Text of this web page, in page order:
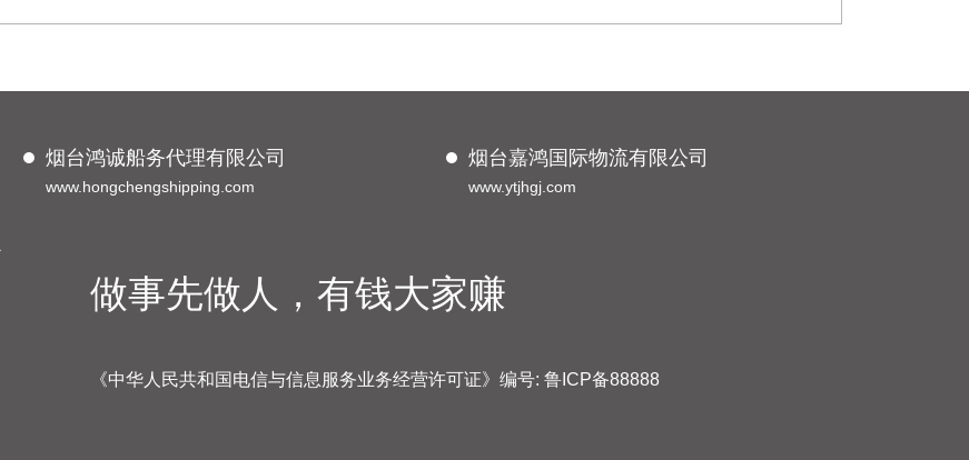
烟台鸿诚船务代理有限公司
www.hongchengshipping.com
烟台嘉鸿国际物流有限公司
www.ytjhgj.com
做事先做人，有钱大家赚
《中华人民共和国电信与信息服务业务经营许可证》编号: 鲁ICP备88888